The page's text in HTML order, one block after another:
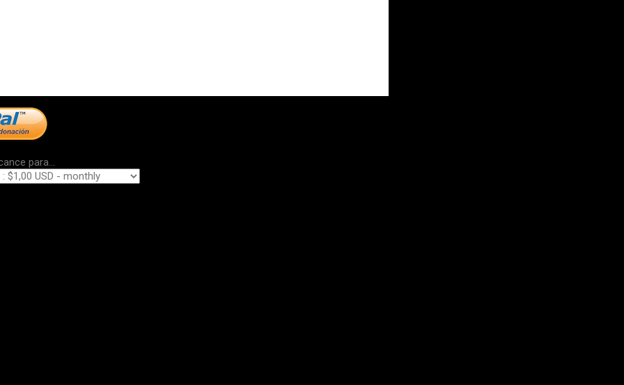
para...